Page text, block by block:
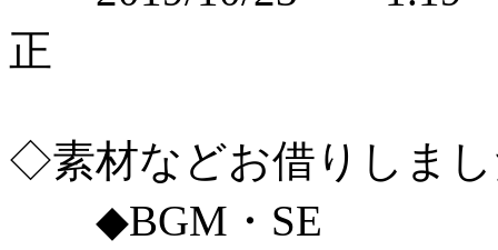
正
◇素材などお借りしま
◆BGM・SE